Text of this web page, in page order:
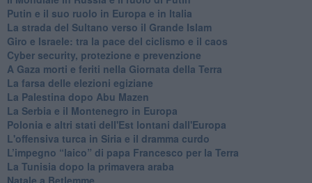
Putin e il suo ruolo in Europa e in Italia
La strada del Sultano verso il Grande Islam
Giro e Israele: tra la pace del ciclismo e il caos
Cyber security, protezione e prevenzione
A Gaza morti e feriti nella Giornata della Terra
La farsa delle elezioni egiziane
La Palestina dopo Abu Mazen
La Serbia e il Montenegro in Europa
Polonia e altri stati dell'Est lontani dall'Europa
L'offensiva turca in Siria e il dramma curdo
L’impegno “laico” di papa Francesco per la Terra
La Tunisia dopo la primavera araba
Natale a Betlemme